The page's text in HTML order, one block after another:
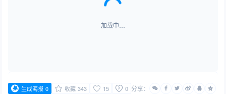
加载中…
生成海报 0 收藏 343 15 0 分享：